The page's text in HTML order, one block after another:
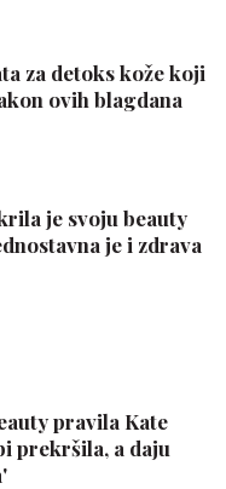
za detoks kože koji
ovih blagdana
je svoju beauty
je i zdrava
pravila Kate
prekršila, a daju